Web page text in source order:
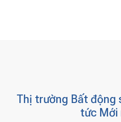
Thị trường Bất động
tức Mới